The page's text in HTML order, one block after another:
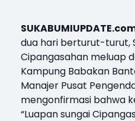
dua hari berturut-turut,
Cipangasahan meluap
Kampung Babakan
Manajer Pusat
mengonfirmasi bahwa
“Luapan sungai